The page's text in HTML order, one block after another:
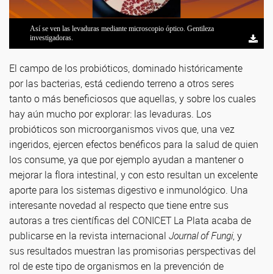
Así se ven las levaduras mediante microscopio óptico. Gentileza
investigadoras.
De izq. a der. Graciela Garrote, María Dolores Pendón y Agustina
Bengoa, especialistas en alimentos probióticos y autoras de la publicación.
Las científicas del CONICET La Plata se desempeñan en el CIDCA.
El campo de los probióticos, dominado históricamente
por las bacterias, está cediendo terreno a otros seres
tanto o más beneficiosos que aquellas, y sobre los cuales
hay aún mucho por explorar: las levaduras. Los
probióticos son microorganismos vivos que, una vez
ingeridos, ejercen efectos benéficos para la salud de quien
los consume, ya que por ejemplo ayudan a mantener o
mejorar la flora intestinal, y con esto resultan un excelente
aporte para los sistemas digestivo e inmunológico. Una
interesante novedad al respecto que tiene entre sus
autoras a tres científicas del CONICET La Plata acaba de
publicarse en la revista internacional Journal of Fungi, y
sus resultados muestran las promisorias perspectivas del
rol de este tipo de organismos en la prevención de